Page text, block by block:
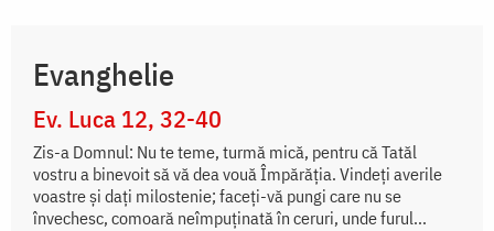
Evanghelie
Ev. Luca 12, 32-40
Zis-a Domnul: Nu te teme, turmă mică, pentru că Tatăl
vostru a binevoit să vă dea vouă Împărăția. Vindeți averile
voastre și dați milostenie; faceți-vă pungi care nu se
învechesc, comoară neîmpuținată în ceruri, unde furul...